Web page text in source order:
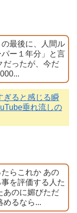
最後に、人間ル
ー１年分」と言
だったが、今だ
ぎると感じる瞬
垂れ流しの
らこれか あの
を評価する人た
あのに媚びただ
めるなら...